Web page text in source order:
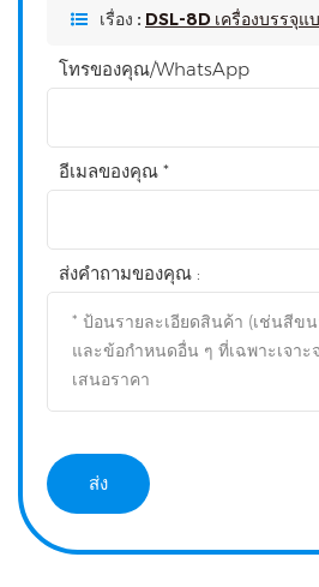
เรื่อง : DSL-8D เครื่องบรรจุ
โทรของคุณ/WhatsApp
อีเมลของคุณ *
ส่งคำถามของคุณ :